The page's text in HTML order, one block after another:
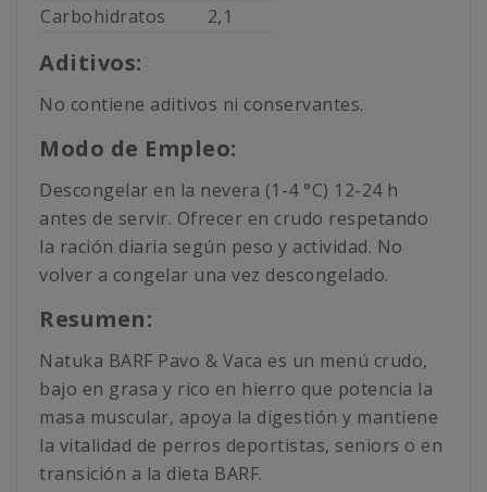
Carbohidratos
2,1
Aditivos:
No contiene aditivos ni conservantes.
Modo de Empleo:
Descongelar en la nevera (1-4 °C) 12-24 h
antes de servir. Ofrecer en crudo respetando
la ración diaria según peso y actividad. No
volver a congelar una vez descongelado.
Resumen:
Natuka BARF Pavo & Vaca es un menú crudo,
bajo en grasa y rico en hierro que potencia la
masa muscular, apoya la digestión y mantiene
la vitalidad de perros deportistas, seniors o en
transición a la dieta BARF.